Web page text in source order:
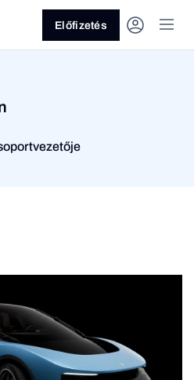
Előfizetés